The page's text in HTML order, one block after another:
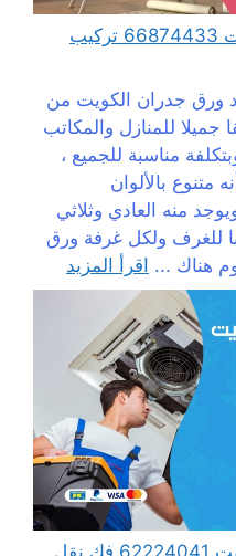
فني تركيب ورق جدران الكويت 66874433 تركيب
ورق جدران الكويت من
جميلا للمنازل والمكاتب
مناسبة للجميع ،
متنوع بالألوان
منه العادي وثلاثي
للغرف ولكل غرفة ورق
هناك ... اقرأ المزيد